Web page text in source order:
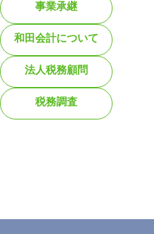
事業承継
和田会計について
法人税務顧問
税務調査